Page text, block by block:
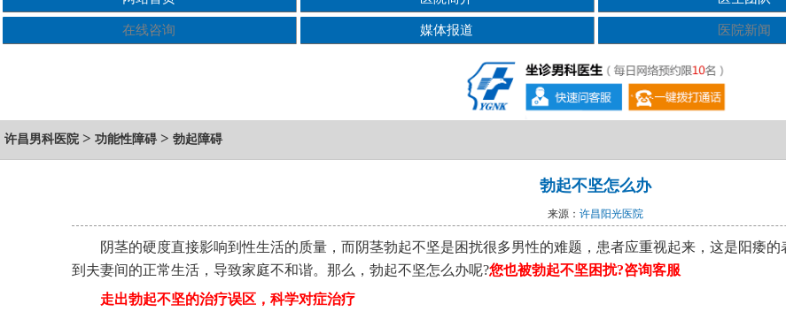
在线咨询 媒体报道 医院新闻
许昌男科医院 > 功能性障碍 > 勃起障碍
勃起不坚怎么办
来源： 许昌阳光医院
阴茎的硬度直接影响到性生活的质量，而阴茎勃起不坚是困扰很多男性的难题，患者应重视起来，这是阳痿
到夫妻间的正常生活，导致家庭不和谐。那么，勃起不坚怎么办呢?您也被勃起不坚困扰?咨询客服
走出勃起不坚的治疗误区， 科学对症治疗